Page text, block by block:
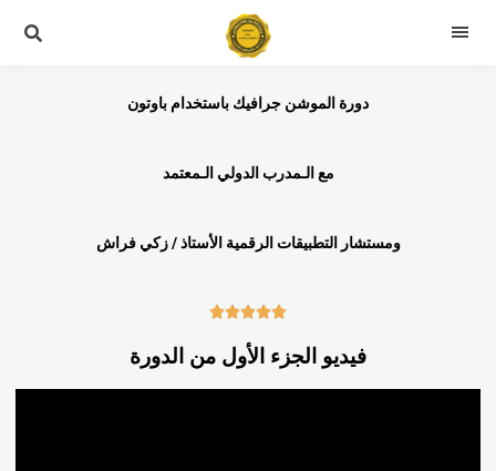
دورة الموشن جرافيك باستخدام باوتون
مع الـمدرب الدولي الـمعتمد
ومستشار التطبيقات الرقمية الأستاذ / زكي فراش





فيديو الجزء الأول من الدورة